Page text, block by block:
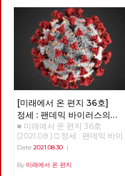
깊은 동네에서 열렸다. 회의는
끝날 줄 몰랐고, 대의원들의 식
사를 위하여 정회하는 동안 대회
장 주변 청소년기를 보낸 옛 동
네를 둘러보기로 마음먹었다. 홀
로 터벅터벅 걷던 발길이 어느새
졸업장을 받은 고등학교 담벼락
옆 분식집에 이르렀다. 하굣길에
드나들던 시절 모습 그대로 남아
있는 분식집 간판에 큰절이라도
하고 싶은 마음에 불쑥 들어가
라면 한 그릇 주문했더니, 곱빼
기 분량 정도의 라면이 식탁 위
에 떡 놓였다. “어이구, 양이 엄
청 많네요?” “이 정도는 먹어야
뭐라도 하지!” 2011년이었다. 당
시 진보신당의 진로를 결정한 당
대회에 참석한 한 대의원은 혼자
[미래에서 온 편지 36호]
정세 : 팬데믹 바이러스의
‘기원’이 보여주고 있는 것들
■ 미래에서 온 편지 36호
(2021.08.) □ 정세 : 팬데믹 바이
러스의 ‘기원’이 보여주고 있는
회 의장 2020년 시작과 함께
Date 2021.08.30 |
By 미래에서 온 편지